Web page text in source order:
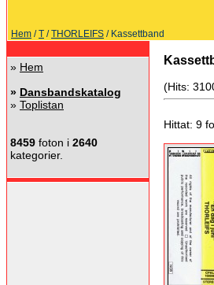
Hem /T /THORLEIFS / Kassettband
» Hem
» Dansbandskatalog
» Toplistan
8459 foton i 2640
kategorier.
(Hits:
Hittat: 9